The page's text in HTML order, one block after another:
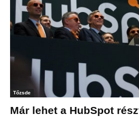
Tőzsde
Már lehet a HubSpot